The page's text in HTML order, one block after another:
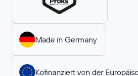
Made in Germany
Kofinanziert von der